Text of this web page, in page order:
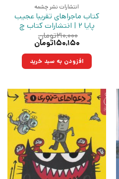
انتشارات نشر چشمه
کتاب ماجراهای تقریبا عجیب
پایا 2 | انتشارات کتاب چ
۲۱۰,۰۰۰تومان
قیمت
۲۱۰,۰۰۰تومان
بود.
۱۵۰,۱۵۰تومان
۱۵۰,۱۵۰تومان.افزودن به سبد خرید